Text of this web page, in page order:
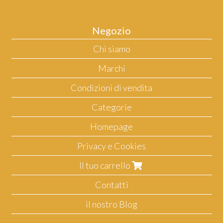
Negozio
Chi siamo
Marchi
Condizioni di vendita
Categorie
Homepage
Privacy e Cookies
Il tuo carrello
Contatti
il nostro Blog